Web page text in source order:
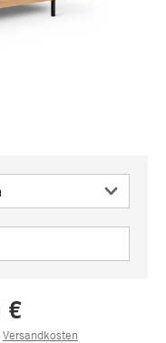
€
Versandkosten